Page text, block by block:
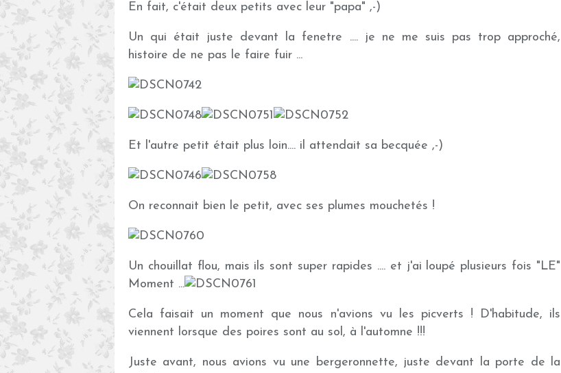
En fait, c'était deux petits avec leur "papa" ,-)
Un qui était juste devant la fenetre .... je ne me suis pas trop approché,
histoire de ne pas le faire fuir ...
Et l'autre petit était plus loin.... il attendait sa becquée ,-)
On reconnait bien le petit, avec ses plumes mouchetés !
Un chouillat flou, mais ils sont super rapides .... et j'ai loupé plusieurs fois "LE"
Moment ...
Cela faisait un moment que nous n'avions vu les picverts ! D'habitude, ils
viennent lorsque des poires sont au sol, à l'automne !!!
Juste avant, nous avions vu une bergeronnette, juste devant la porte de la